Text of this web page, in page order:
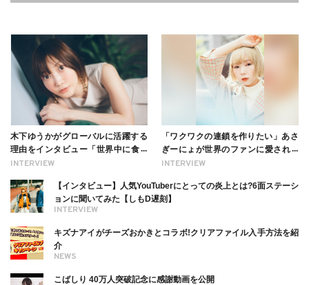
INTERVIEW
木下ゆうかがグローバルに活躍する
理由をインタビュー「世界中に食べ
る幸せを伝えたい」新事務所加入に
INTERVIEW
「ワクワクの連鎖を作りたい」あさ
ぎーにょが世界のファンに愛される
理由【インタビュー】
INTERVIEW
【インタビュー】人気YouTuberにとっての炎上とは?6面ステーシ
ョンに聞いてみた【しもD遅刻】
NEWS
キズナアイがチーズおかきとコラボ!クリアファイル入手方法を紹
介
こばしり 40万人突破記念に感謝動画を公開